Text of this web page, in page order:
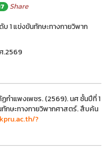
Share
1 แข่งขันทักษะทางกายวิพาก
.2569
ำแพงเพชร. (2569). นศ ชั้นปีที่ 1
กษะทางกายวิพากศาสตร์. สืบค้น
?